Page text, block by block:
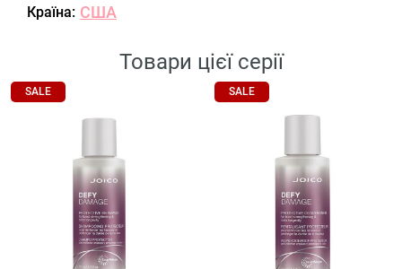
Країна: США
Товари цієї серії
SALE SALE